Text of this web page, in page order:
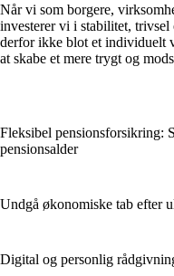
Når vi som borgere,
investerer vi i stabilitet,
derfor ikke blot et individuelt
at skabe et mere trygt og
Fleksibel pensionsforsikring:
pensionsalder
Undgå økonomiske tab efter
Digital og personlig